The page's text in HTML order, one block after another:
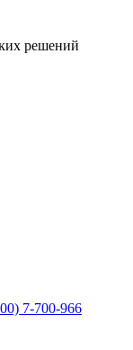
решений
7-700-966